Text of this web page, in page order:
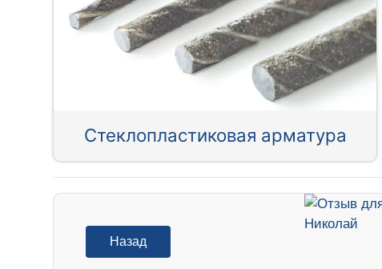
Стеклопластиковая арматура
Назад